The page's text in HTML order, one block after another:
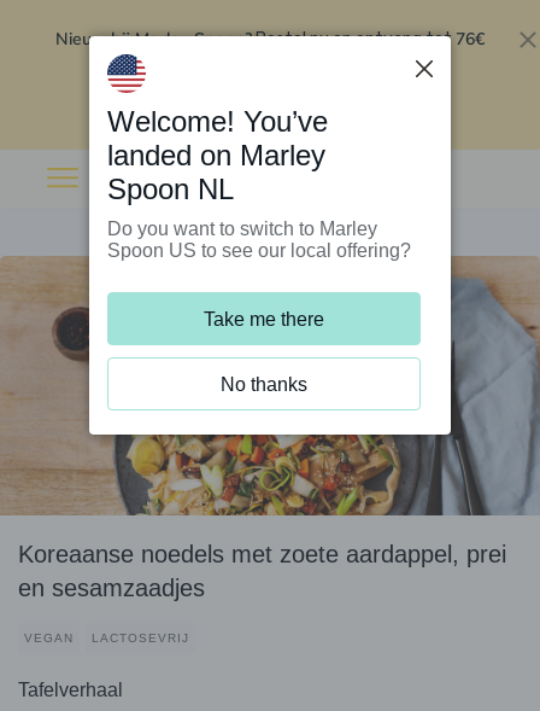
Nieuw bij Marley Spoon?Bestel nu en ontvang tot 76€
Koreaanse noedels met zoete aardappel, prei
en sesamzaadjes
VEGAN LACTOSEVRIJ
Tafelverhaal
Welcome! You’ve
landed on Marley
Spoon NL
Do you want to switch to Marley
Spoon US to see our local offering?
Take me there
No thanks